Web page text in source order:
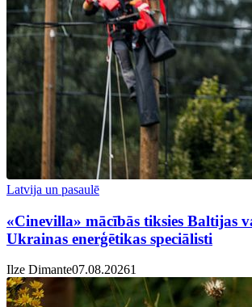
Latvija un pasaulē
«Cinevilla» mācībās tiksies Baltijas
Ukrainas enerģētikas speciālisti
Ilze Dimante07.08.20261